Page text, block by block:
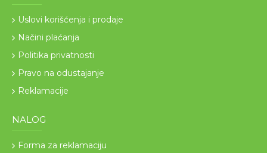
Uslovi korišćenja i prodaje
Načini plaćanja
Politika privatnosti
Pravo na odustajanje
Reklamacije
NALOG
Forma za reklamaciju